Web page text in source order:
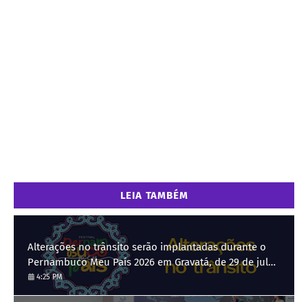
LEIA TAMBÉM
Alterações no trânsito serão implantadas durante o
Pernambuco Meu País 2026 em Gravatá, de 29 de julho
a 3 de agosto
4:25 PM